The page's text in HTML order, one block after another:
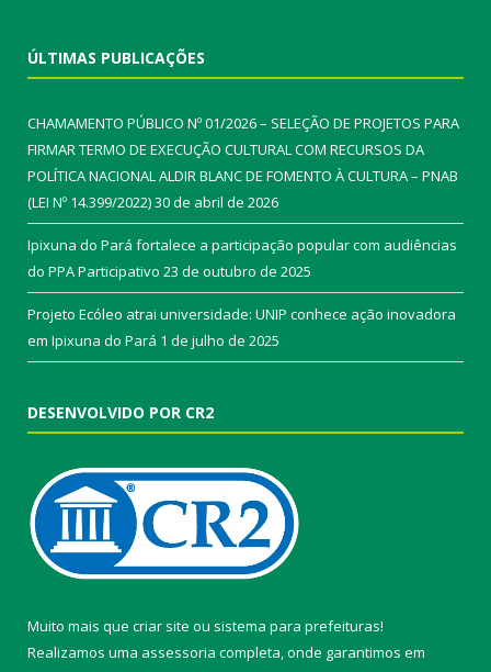
ÚLTIMAS PUBLICAÇÕES
CHAMAMENTO PÚBLICO Nº 01/2026 – SELEÇÃO DE PROJETOS PARA
FIRMAR TERMO DE EXECUÇÃO CULTURAL COM RECURSOS DA
POLÍTICA NACIONAL ALDIR BLANC DE FOMENTO À CULTURA – PNAB
(LEI Nº 14.399/2022)30 de abril de 2026
Ipixuna do Pará fortalece a participação popular com audiências
do PPA Participativo 23 de outubro de 2025
Projeto Ecóleo atrai universidade: UNIP conhece ação inovadora
em Ipixuna do Pará 1 de julho de 2025
DESENVOLVIDO POR CR2
Muito mais que criar site ou sistema para prefeituras!
Realizamos uma assessoria completa, onde garantimos em